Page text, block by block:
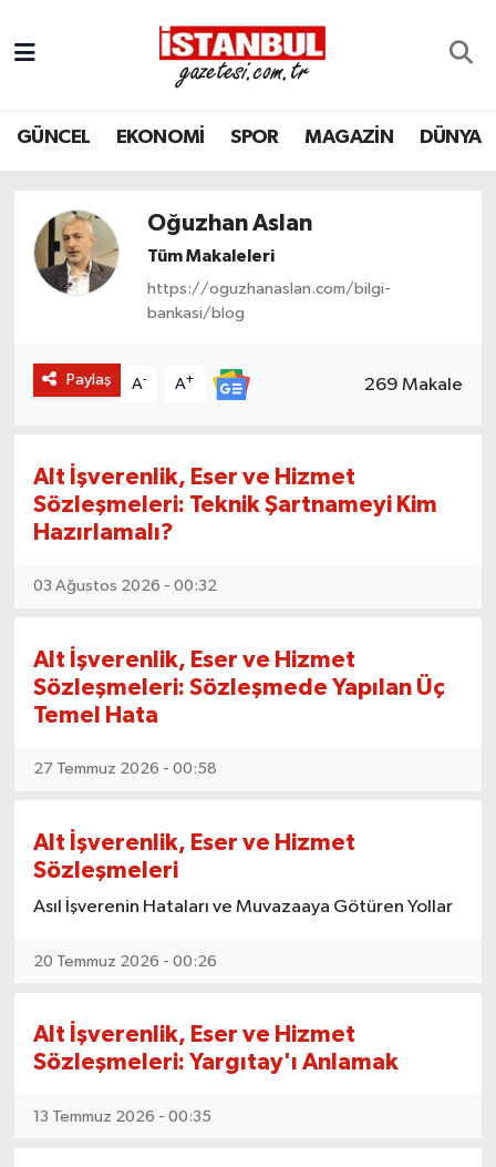
GÜNCEL EKONOMİ SPOR MAGAZİN DÜNYA
Oğuzhan Aslan
Tüm Makaleleri
https://oguzhanaslan.com/bilgi-
bankasi/blog
Paylaş A- A+ 269 Makale
Alt İşverenlik, Eser ve Hizmet
Sözleşmeleri: Teknik Şartnameyi Kim
Hazırlamalı?
03 Ağustos 2026 - 00:32
Alt İşverenlik, Eser ve Hizmet
Sözleşmeleri: Sözleşmede Yapılan Üç
Temel Hata
27 Temmuz 2026 - 00:58
Alt İşverenlik, Eser ve Hizmet
Sözleşmeleri
Asıl İşverenin Hataları ve Muvazaaya Götüren Yollar
20 Temmuz 2026 - 00:26
Alt İşverenlik, Eser ve Hizmet
Sözleşmeleri: Yargıtay'ı Anlamak
13 Temmuz 2026 - 00:35
EKONOMİ
DÜNYA
MAGAZİN
SAĞLIK
BİLİM VE TEKNOLOJİ
OTOMOBİL
KURUMSAL
Nöbetçi Eczaneler
Hava Durumu
Süper Lig Puan Durumu ve Fikstür
Tüm Manşetler
Son Dakika Haberleri